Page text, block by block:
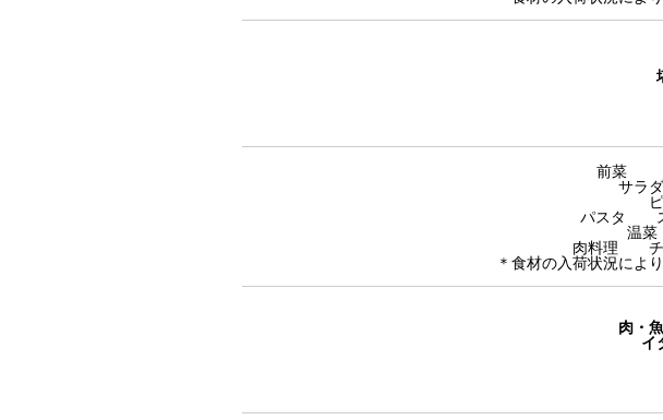
前菜 イ
サラ
パスタ ス
温
肉料理 チ
＊食材の入荷状況によ
肉・
イ